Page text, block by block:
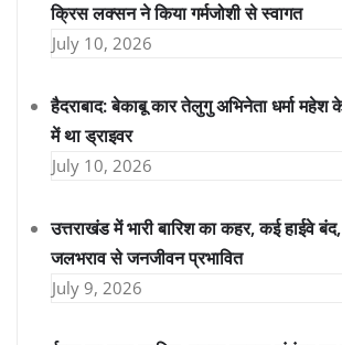
क्रिस लक्सन ने किया गर्मजोशी से स्वागत
July 10, 2026
हैदराबाद: बेकाबू कार तेलुगु अभिनेता धर्मा
में था ड्राइवर
July 10, 2026
उत्तराखंड में भारी बारिश का कहर, कई हाईवे
जलभराव से जनजीवन प्रभावित
July 9, 2026